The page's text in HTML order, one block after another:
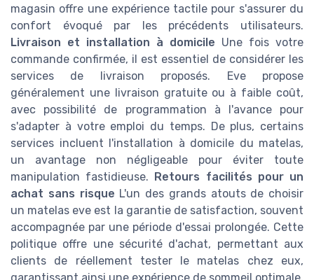
magasin offre une expérience tactile pour s'assurer du
confort évoqué par les précédents utilisateurs.
Livraison et installation à domicile Une fois votre
commande confirmée, il est essentiel de considérer les
services de livraison proposés. Eve propose
généralement une livraison gratuite ou à faible coût,
avec possibilité de programmation à l'avance pour
s'adapter à votre emploi du temps. De plus, certains
services incluent l'installation à domicile du matelas,
un avantage non négligeable pour éviter toute
manipulation fastidieuse. Retours facilités pour un
achat sans risque L'un des grands atouts de choisir
un matelas eve est la garantie de satisfaction, souvent
accompagnée par une période d'essai prolongée. Cette
politique offre une sécurité d'achat, permettant aux
clients de réellement tester le matelas chez eux,